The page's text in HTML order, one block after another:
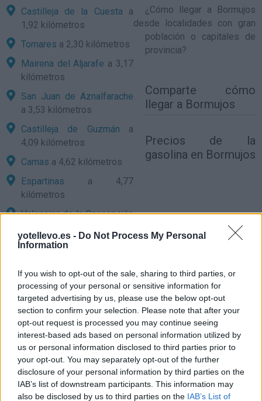
yotellevo.es - Do Not Process My Personal
Information
If you wish to opt-out of the sale, sharing to third parties, or
processing of your personal or sensitive information for
targeted advertising by us, please use the below opt-out
section to confirm your selection. Please note that after your
opt-out request is processed you may continue seeing
interest-based ads based on personal information utilized by
us or personal information disclosed to third parties prior to
your opt-out. You may separately opt-out of the further
disclosure of your personal information by third parties on the
IAB’s list of downstream participants. This information may
also be disclosed by us to third parties on the IAB’s List of
Castilleja de la Cuesta a
1,92 kilómetros
Tomares a 2,30 kilómetros
Mairena del Aljarafe a 3,17
kilómetros
San Juan de Aznalfarache
a 3,53 kilómetros
Castilleja de Guzmán a
4,09 kilómetros
Camas a 4,62 kilómetros
Espartinas a 4,77
kilómetros
Valencina de la Concepción
Gelvesa 5,40 kilómetros
¿ Cómo llegar a Bormujos
desde localidades con gran
población o capitales de
provincia?
Huelvaa 78,73 kilómetros
Cádiza 95,54 kilómetros
Córdobaa 130,62
kilómetros
Málagaa 163,52
kilómetros
Ceutaa 178,22 kilómetros
Comparte cómo
llegar a Bormujos
Precios de la
gasolina en Bormujos